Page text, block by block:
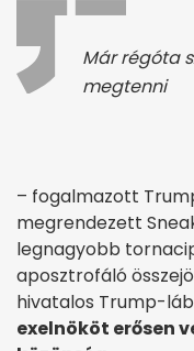
Már régóta
megtenni
– fogalmazott
megrendezett
legnagyobb
aposztrofáló
hivatalos Trump-
exelnököt erősen